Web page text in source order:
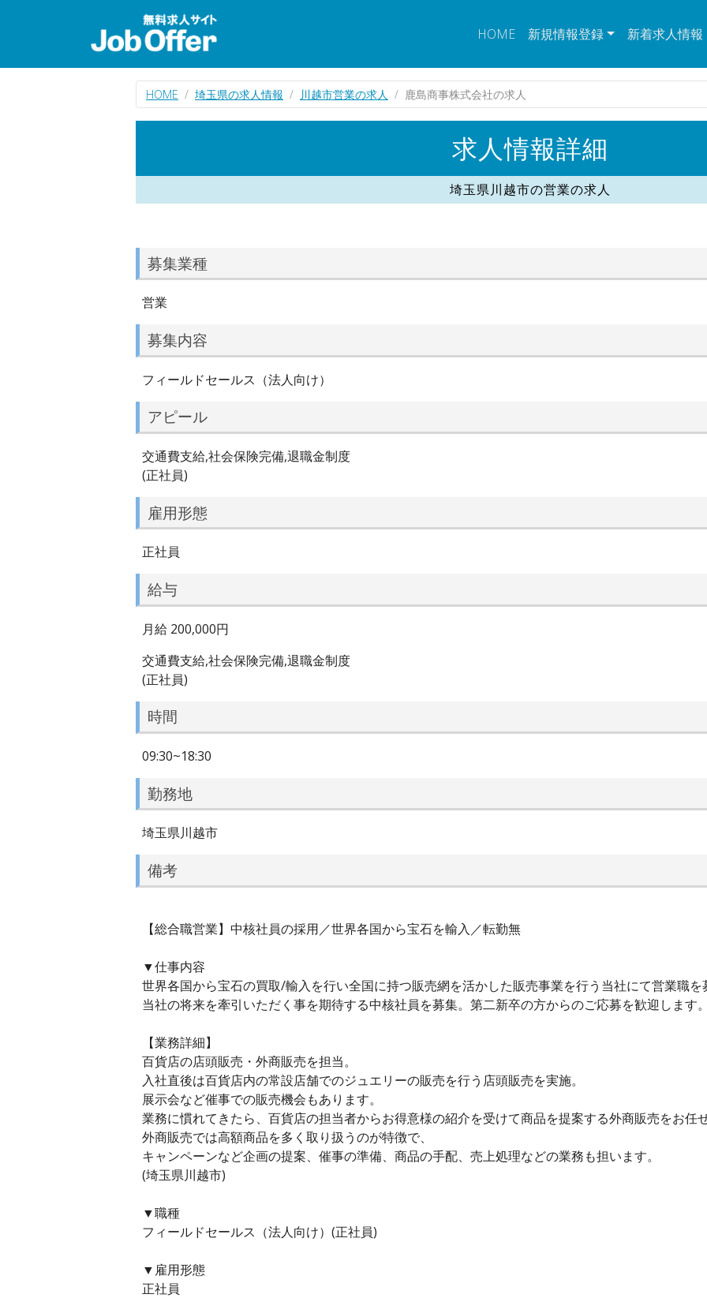
HOME 新規情報登録 新着求人情報
HOME 埼玉県の求人情報 川越市営業の求人 鹿島商事株式会社の求人
求人情報詳細
埼玉県川越市の営業の求人
募集業種
営業
募集内容
フィールドセールス（法人向け）
アピール
交通費支給,社会保険完備,退職金制度
(正社員)
雇用形態
正社員
給与
月給 200,000円
交通費支給,社会保険完備,退職金制度
(正社員)
時間
09:30~18:30
勤務地
埼玉県川越市
備考
【総合職営業】中核社員の採用／世界各国から宝石を輸入／転勤無
▼仕事内容
世界各国から宝石の買取/輸入を行い全国に持つ販売網を活かした販売事業を行う当社にて営業職を
当社の将来を牽引いただく事を期待する中核社員を募集。第二新卒の方からのご応募を歓迎します。
【業務詳細】
百貨店の店頭販売・外商販売を担当。
入社直後は百貨店内の常設店舗でのジュエリーの販売を行う店頭販売を実施。
展示会など催事での販売機会もあります。
業務に慣れてきたら、百貨店の担当者からお得意様の紹介を受けて商品を提案する外商販売をお任せ
外商販売では高額商品を多く取り扱うのが特徴で、
キャンペーンなど企画の提案、催事の準備、商品の手配、売上処理などの業務も担います。
(埼玉県川越市)
▼職種
フィールドセールス（法人向け）(正社員)
▼雇用形態
正社員